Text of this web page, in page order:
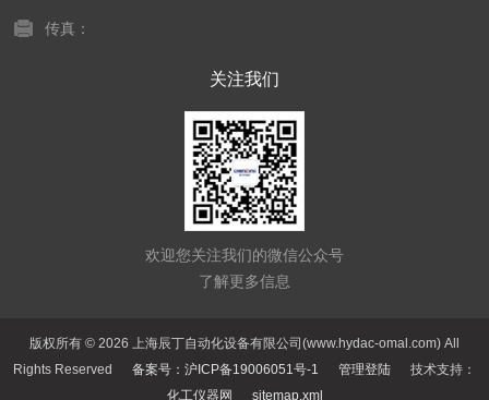
传真：
关注我们
欢迎您关注我们的微信公众号
了解更多信息
版权所有 © 2026 上海辰丁自动化设备有限公司(www.hydac-omal.com) All
Rights Reserved 备案号：沪ICP备19006051号-1 管理登陆 技术支持：
化工仪器网
sitemap.xml